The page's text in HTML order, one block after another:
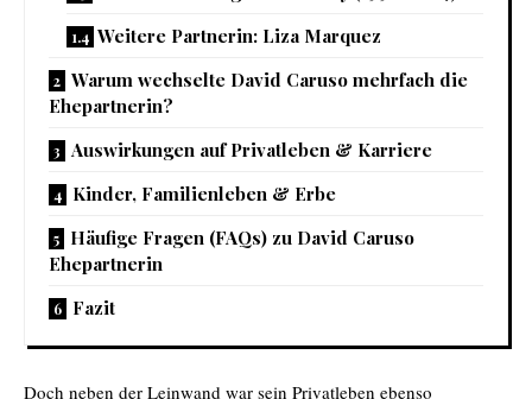
Weitere Partnerin: Liza Marquez
Warum wechselte David Caruso mehrfach die
Ehepartnerin?
Auswirkungen auf Privatleben & Karriere
Kinder, Familienleben & Erbe
Häufige Fragen (FAQs) zu David Caruso
Ehepartnerin
Fazit
Doch neben der Leinwand war sein Privatleben ebenso